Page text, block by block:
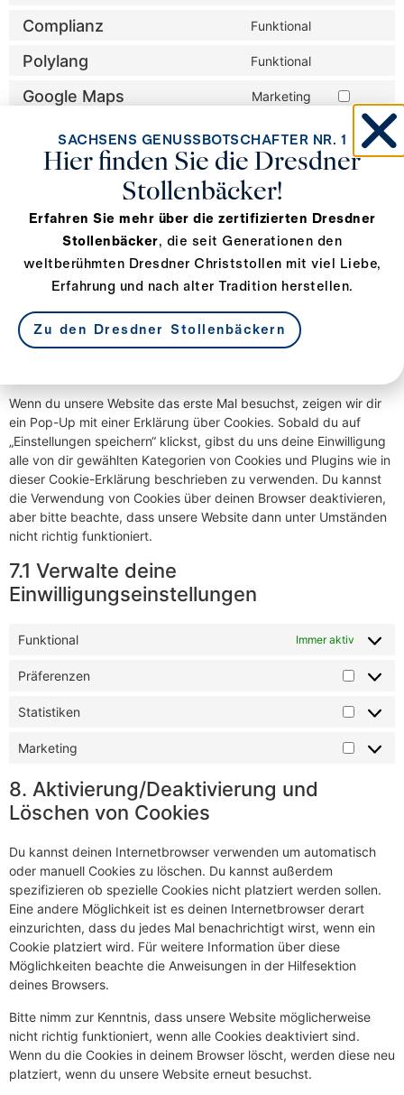
Complianz Funktional
Polylang Funktional
Google Maps Marketing
YouTube Marketing
Google Adsense Statistik, Marketing
Burst Statistics Statistik (anonym)
Google
reCAPTCHA
Zweck wird noch ermittelt
Mixpanel Zweck wird noch ermittelt
Sonstiges Zweck wird noch ermittelt
Wenn du unsere Website das erste Mal besuchst, zeigen wir dir
ein Pop-Up mit einer Erklärung über Cookies. Sobald du auf
„Einstellungen speichern“ klickst, gibst du uns deine Einwilligung
alle von dir gewählten Kategorien von Cookies und Plugins wie in
dieser Cookie-Erklärung beschrieben zu verwenden. Du kannst
die Verwendung von Cookies über deinen Browser deaktivieren,
aber bitte beachte, dass unsere Website dann unter Umständen
nicht richtig funktioniert.
7.1 Verwalte deine
Einwilligungseinstellungen
Funktional Immer aktiv
Präferenzen
Statistiken
Marketing
8. Aktivierung/Deaktivierung und
Löschen von Cookies
Du kannst deinen Internetbrowser verwenden um automatisch
oder manuell Cookies zu löschen. Du kannst außerdem
spezifizieren ob spezielle Cookies nicht platziert werden sollen.
Eine andere Möglichkeit ist es deinen Internetbrowser derart
einzurichten, dass du jedes Mal benachrichtigt wirst, wenn ein
Cookie platziert wird. Für weitere Information über diese
Möglichkeiten beachte die Anweisungen in der Hilfesektion
deines Browsers.
Bitte nimm zur Kenntnis, dass unsere Website möglicherweise
nicht richtig funktioniert, wenn alle Cookies deaktiviert sind.
Wenn du die Cookies in deinem Browser löscht, werden diese neu
platziert, wenn du unsere Website erneut besuchst.
SACHSENS GENUSSBOTSCHAFTER NR. 1
Hier finden Sie die Dresdner
Stollenbäcker!
Erfahren Sie mehr über die zertifizierten Dresdner
Stollenbäcker, die seit Generationen den
weltberühmten Dresdner Christstollen mit viel Liebe,
Erfahrung und nach alter Tradition herstellen.
Zu den Dresdner Stollenbäckern